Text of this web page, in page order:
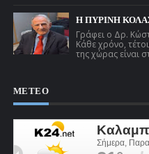
Η ΠΥΡΙΝΗ
Γράφει ο Δρ.
Κάθε χρόνο,
της χώρας είναι
ΜΕΤΕΟ